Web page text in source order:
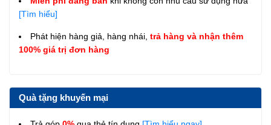
[Tìm hiểu]
Phát hiện hàng giả, hàng nhái, trả hàng và nhận thêm
100% giá trị đơn hàng
Quà tặng khuyến mại